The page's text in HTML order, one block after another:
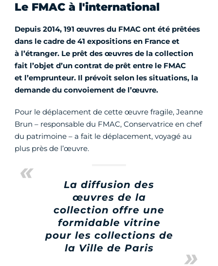
Le FMAC à l'international
Depuis 2014, 191 œuvres du FMAC ont été prêtées
dans le cadre de 41 expositions en France et
à l’étranger. Le prêt des œuvres de la collection
fait l’objet d’un contrat de prêt entre le FMAC
et l’emprunteur. Il prévoit selon les situations, la
demande du convoiement de l’œuvre.
Pour le déplacement de cette œuvre fragile, Jeanne
Brun – responsable du FMAC, Conservatrice en chef
du patrimoine – a fait le déplacement, voyagé au
plus près de l’œuvre.
La diffusion des
œuvres de la
collection offre une
formidable vitrine
pour les collections de
la Ville de Paris